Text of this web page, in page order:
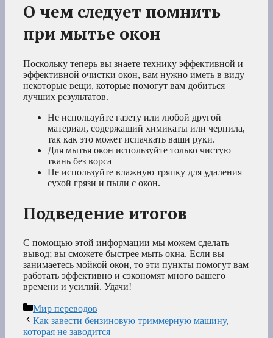
О чем следует помнить
при мытье окон
Поскольку теперь вы знаете технику эффективной и
эффективной очистки окон, вам нужно иметь в виду
некоторые вещи, которые помогут вам добиться
лучших результатов.
Не используйте газету или любой другой
материал, содержащий химикаты или чернила,
так как это может испачкать ваши руки.
Для мытья окон используйте только чистую
ткань без ворса
Не используйте влажную тряпку для удаления
сухой грязи и пыли с окон.
Подведение итогов
С помощью этой информации мы можем сделать
вывод; вы сможете быстрее мыть окна. Если вы
занимаетесь мойкой окон, то эти пункты помогут вам
работать эффективно и сэкономят много вашего
времени и усилий. Удачи!
Рубрики
Мир переводов
Как завести бензиновую триммерную машину,
которая не заводится